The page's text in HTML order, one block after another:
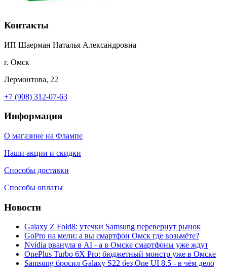
Контакты
ИП Шаерман Наталья Александровна
г. Омск
Лермонтова, 22
+7 (908) 312-07-63
Информация
О магазине на Флампе
Наши акции и скидки
Способы доставки
Способы оплаты
Новости
Galaxy Z Fold8: утечки Samsung перевернут рынок
GoPro на мели: а вы смартфон Омск где возьмёте?
Nvidia рванула в AI - а в Омске смартфоны уже ждут
OnePlus Turbo 6X Pro: бюджетный монстр уже в Омске
Samsung бросил Galaxy S22 без One UI 8.5 - в чём дело